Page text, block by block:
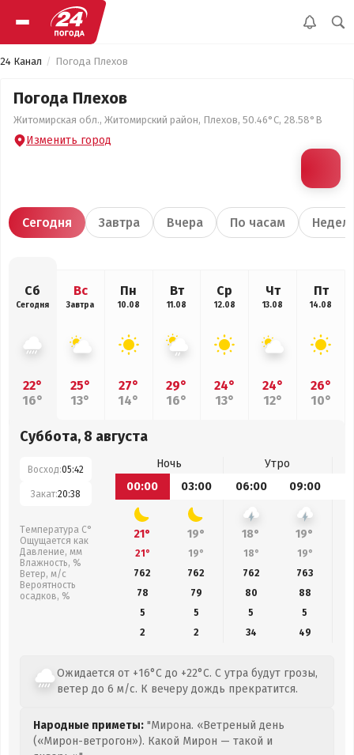
24 Канал Погода Плехов
Погода Плехов
Житомирская обл., Житомирский район, Плехов, 50.46°С, 28.58°В
Изменить город
Сегодня Завтра Вчера По часам
Сб
Сегодня
22°
16°
Вс
Завтра
25°
13°
Пн
10.08
27°
14°
Вт
11.08
29°
16°
Ср
12.08
24°
13°
Чт
13.08
24°
12°
Пт
14.08
26°
10°
Суббота, 8 августа
Восход:05:42
Закат:20:38
Температура С°
Ощущается как
Давление, мм
Влажность, %
Ветер, м/с
Вероятность
осадков, %
Ночь
Утро
00:00
03:00 06:00 09:00
21° 19° 18° 19°
21° 19° 18° 19°
762
762 762 763
78
79 80 88
5
5 5
5
2
2 34 49
Ожидается от +16°C до +22°C. С утра будут грозы,
ветер до 6 м/с. К вечеру дождь прекратится.
Народные приметы: "Мирона. «Ветреный день
(«Мирон-ветрогон»). Какой Мирон — такой и